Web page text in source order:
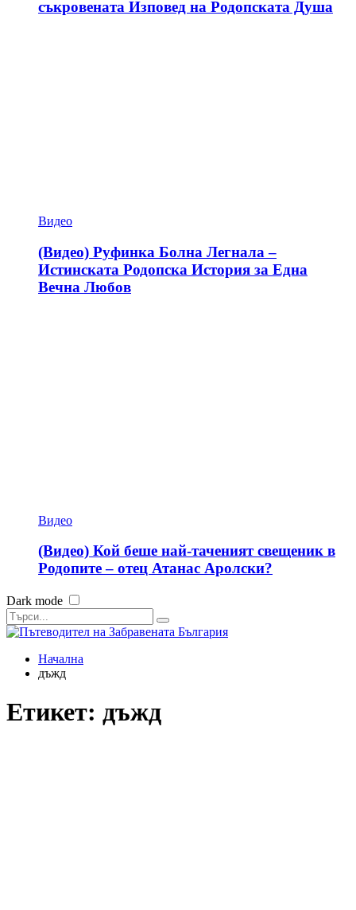
съкровената Изповед на Родопската Душа
Видео
(Видео) Руфинка Болна Легнала –
Истинската Родопска История за Една
Вечна Любов
Видео
(Видео) Кой беше най-таченият свещеник в
Родопите – отец Атанас Аролски?
Dark mode
Начална
дъжд
Етикет: дъжд